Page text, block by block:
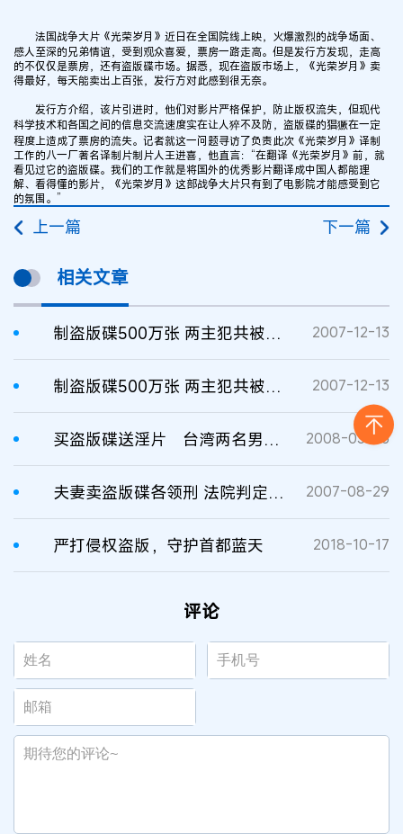
法国战争大片《光荣岁月》近日在全国院线上映，火爆激烈的战争场面、
感人至深的兄弟情谊，受到观众喜爱，票房一路走高。但是发行方发现，走高
的不仅仅是票房，还有盗版碟市场。据悉，现在盗版市场上，《光荣岁月》卖
得最好，每天能卖出上百张，发行方对此感到很无奈。
发行方介绍，该片引进时，他们对影片严格保护，防止版权流失，但现代
科学技术和各国之间的信息交流速度实在让人猝不及防，盗版碟的猖獗在一定
程度上造成了票房的流失。记者就这一问题寻访了负责此次《光荣岁月》译制
工作的八一厂著名译制片制片人王进喜，他直言：“在翻译《光荣岁月》前，就
看见过它的盗版碟。我们的工作就是将国外的优秀影片翻译成中国人都能理
解、看得懂的影片，《光荣岁月》这部战争大片只有到了电影院才能感受到它
的氛围。”
上一篇 下一篇
相关文章
制盗版碟500万张 两主犯共被罚百万 2007-12-13
制盗版碟500万张 两主犯共被罚百万 2007-12-13
买盗版碟送淫片 台湾两名男子发“裸照财”被捕 2008-03-03
夫妻卖盗版碟各领刑 法院判定构成侵犯著作权罪 2007-08-29
严打侵权盗版，守护首都蓝天 2018-10-17
评论